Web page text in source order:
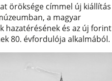
öröksége címmel új kiállítás
a magyar
hazatérésének és az új forint
80. évfordulója alkalmából.